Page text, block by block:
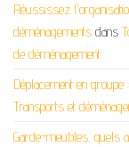
Réussissez
déménagements dans
de déménagement
Déplacement en
Transports et
Garde-meubles, quels